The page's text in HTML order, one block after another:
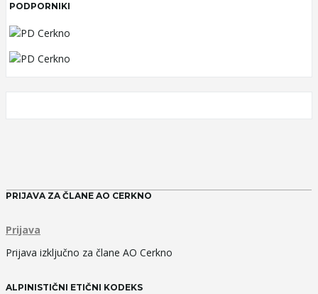
PODPORNIKI
PRIJAVA ZA ČLANE AO CERKNO
Prijava
Prijava izključno za člane AO Cerkno
ALPINISTIČNI ETIČNI KODEKS